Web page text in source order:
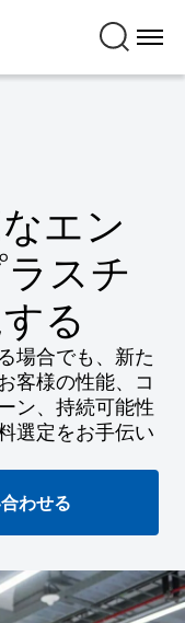
エン
スチ
る
場合でも、新た
客様の性能、コ
ン、持続可能性
選定をお手伝い
わせる